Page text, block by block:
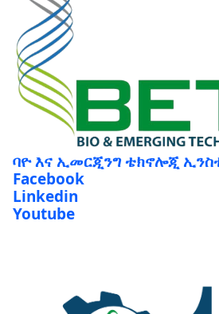
ባዮ እና ኢመርጂንግ ቴክኖሎጂ
Facebook
Linkedin
Youtube